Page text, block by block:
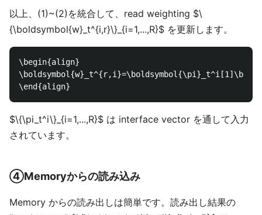
以上、(1)~(2)を統合して、read weighting $\
{\boldsymbol{w}_t^{i,r}\}_{i=1,...,R}$ を更新します。
\begin{align}
$\{\pi_t^i\}_{i=1,...,R}$ は interface vector を通して入力
されています。
④Memoryからの読み込み
Memory からの読み出しは簡単です。読み出し結果の